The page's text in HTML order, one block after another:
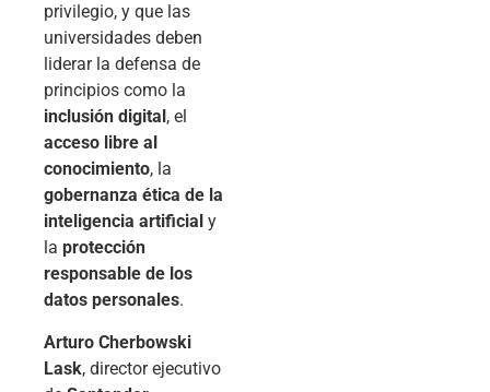
privilegio, y que las
universidades deben
liderar la defensa de
principios como la
inclusión digital , el
acceso libre al
conocimiento, la
gobernanza ética de la
inteligencia artificial y
la protección
responsable de los
datos personales.
Arturo Cherbowski
Lask, director ejecutivo